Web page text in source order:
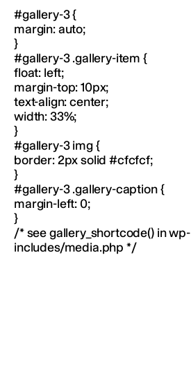
#gallery-3 {
margin: auto;
}
#gallery-3 .gallery-item {
float: left;
margin-top: 10px;
text-align: center;
width: 33%;
}
#gallery-3 img {
border: 2px solid #cfcfcf;
}
#gallery-3 .gallery-caption {
margin-left: 0;
}
/* see gallery_shortcode() in wp-
includes/media.php */